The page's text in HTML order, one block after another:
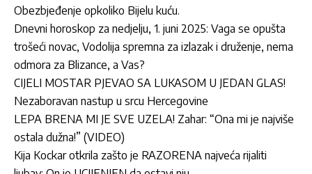
Obezbjeđenje opkoliko Bijelu kuću.
Dnevni horoskop za nedjelju, 1. juni 2025: Vaga se opušta
trošeći novac, Vodolija spremna za izlazak i druženje, nema
odmora za Blizance, a Vas?
CIJELI MOSTAR PJEVAO SA LUKASOM U JEDAN GLAS!
Nezaboravan nastup u srcu Hercegovine
LEPA BRENA MI JE SVE UZELA! Zahar: “Ona mi je najviše
ostala dužna!” (VIDEO)
Kija Kockar otkrila zašto je RAZORENA najveća rijaliti